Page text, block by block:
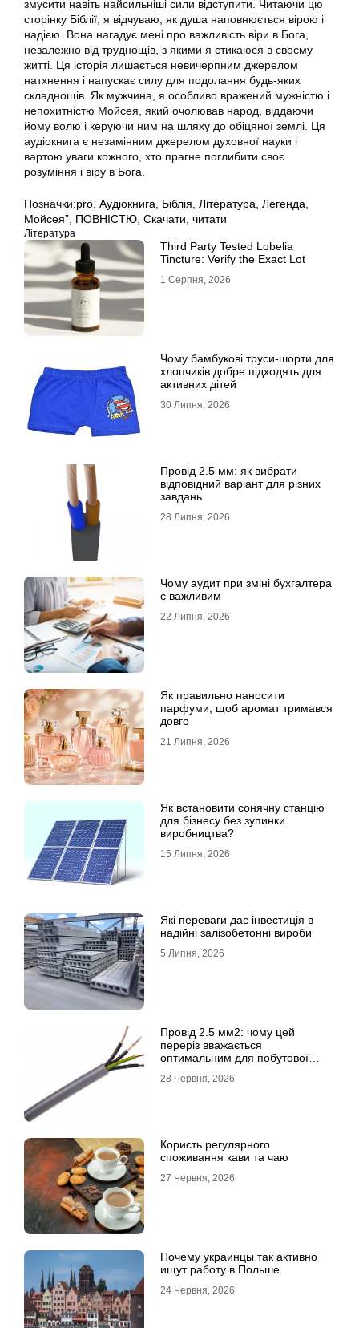
змусити навіть найсильніші сили відступити. Читаючи цю
сторінку Біблії, я відчуваю, як душа наповнюється вірою і
надією. Вона нагадує мені про важливість віри в Бога,
незалежно від труднощів, з якими я стикаюся в своєму
житті. Ця історія лишається невичерпним джерелом
натхнення і напускає силу для подолання будь-яких
складнощів. Як мужчина, я особливо вражений мужністю і
непохитністю Мойсея, який очолював народ, віддаючи
йому волю і керуючи ним на шляху до обіцяної землі. Ця
аудіокнига є незамінним джерелом духовної науки і
вартою уваги кожного, хто прагне поглибити своє
розуміння і віру в Бога.
Позначки:pro Аудіокнига Біблія Література Легенда
Мойсея” ПОВНІСТЮ Скачати читати
Література
Third Party Tested Lobelia
Tincture: Verify the Exact Lot
1 Серпня, 2026
Чому бамбукові труси-шорти для
хлопчиків добре підходять для
активних дітей
30 Липня, 2026
Провід 2.5 мм: як вибрати
відповідний варіант для різних
завдань
28 Липня, 2026
Чому аудит при зміні бухгалтера
є важливим
22 Липня, 2026
Як правильно наносити
парфуми, щоб аромат тримався
довго
21 Липня, 2026
Як встановити сонячну станцію
для бізнесу без зупинки
виробництва?
15 Липня, 2026
Які переваги дає інвестиція в
надійні залізобетонні вироби
5 Липня, 2026
Провід 2.5 мм2: чому цей
переріз вважається
оптимальним для побутової
28 Червня, 2026
Користь регулярного
споживання кави та чаю
27 Червня, 2026
Почему украинцы так активно
ищут работу в Польше
24 Червня, 2026